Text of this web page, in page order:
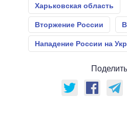
Харьковская область
Вторжение России
Нападение России на